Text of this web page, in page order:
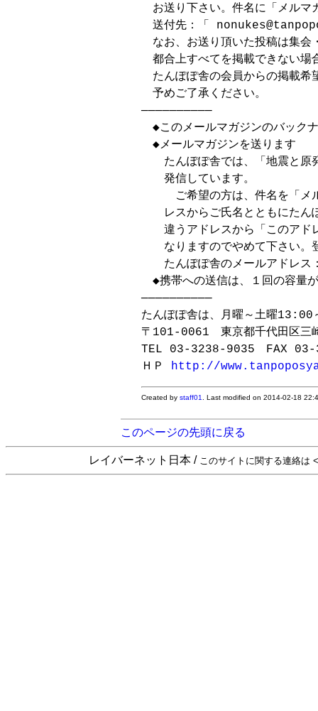
お送り下さい。件名に「メルマ
送付先：「
なお、お送り頂いた投稿は集会
都合上すべてを掲載できない場
たんぽぽ舎の会員からの掲載希
予めご了承ください。
──────────
◆このメールマガジンのバック
◆メールマガジンを送ります
たんぽぽ舎では、「地震と原
発信しています。
ご希望の方は、件名を「メル
レスからご氏名とともにたん
違うアドレスから「このアド
なりますのでやめて下さい。
たんぽぽ舎のメールアドレ
◆携帯への送信は、１回の容量
──────────
たんぽぽ舎は、月曜～土曜
〒101-0061　東京都千代田区
TEL 03-3238-9035　FAX
ＨＰ http://
Created bystaff01 . Last modified on 2014-02-18
このページの先頭に戻る
レイバーネット日本 / このサイトに関する連絡は